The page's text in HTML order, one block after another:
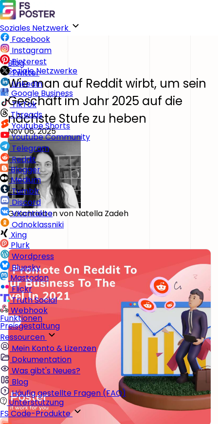
Soziales Netzwerk
Facebook
Instagram
Pinterest
Twitter
LinkedIn
Google Business
TikTok
Threads
Youtube Shorts
Youtube Community
Telegram
Reddit
Blogger
Medium
Tumblr
Discord
VKontakte
Odnoklassniki
Xing
Plurk
Wordpress
Bluesky
Mastodon
Flickr
Truth Social
Webhook
Funktionen
Preisgestaltung
Ressourcen
Mein Konto & Lizenzen
Dokumentation
Was gibt's Neues?
Blog
Häufig gestellte Fragen (FAQ)
Unterstützung
FS Code-Produkte
Blog
Soziale Netzwerke
Wie man auf Reddit wirbt, um sein
Geschäft im Jahr 2025 auf die
nächste Stufe zu heben
Nov 06, 2025
Geschrieben von Natella Zadeh